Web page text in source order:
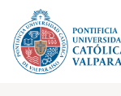
Click acá para ir